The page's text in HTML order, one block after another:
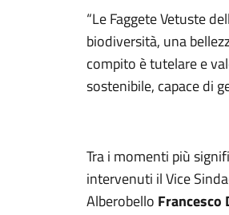
“Le Faggete Vetuste
biodiversità, una
compito è tutelare e
sostenibile, capace di
Tra i momenti più
intervenuti il Vice
Alberobello Francesco